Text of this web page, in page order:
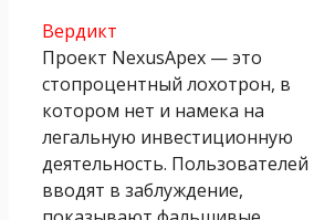
Вердикт
Проект NexusApex — это
стопроцентный лохотрон, в
котором нет и намека на
легальную инвестиционную
деятельность. Пользователей
вводят в заблуждение,